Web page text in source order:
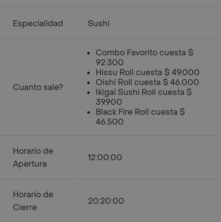
Especialidad Sushi
Cuanto sale?
Combo Favorito cuesta $
92.300
Hissu Roll cuesta $ 49.000
Oishi Roll cuesta $ 46.000
Ikigai Sushi Roll cuesta $
39.900
Black Fire Roll cuesta $
46.500
Horario de
Apertura
12:00:00
Horario de
Cierre
20:20:00